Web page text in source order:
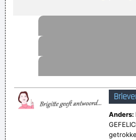
Anders: